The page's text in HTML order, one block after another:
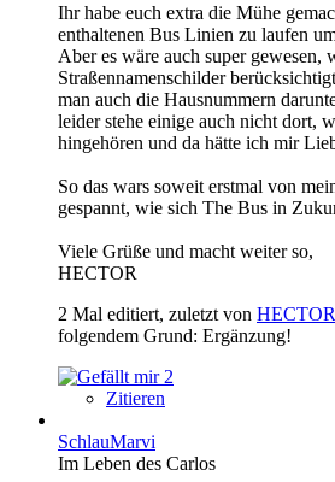
Ihr habe euch extra die Mühe
enthaltenen Bus Linien zu laufen
Aber es wäre auch super gewesen,
Straßennamenschilder
man auch die Hausnummern
leider stehe einige auch nicht dort,
hingehören und da hätte ich mir
So das wars soweit erstmal von
gespannt, wie sich The Bus in
Viele Grüße und macht weiter so,
HECTOR
2 Mal editiert, zuletzt von HECTOR
folgendem Grund: Ergänzung!
2
Zitieren
SchlauMarvi
Im Leben des Carlos